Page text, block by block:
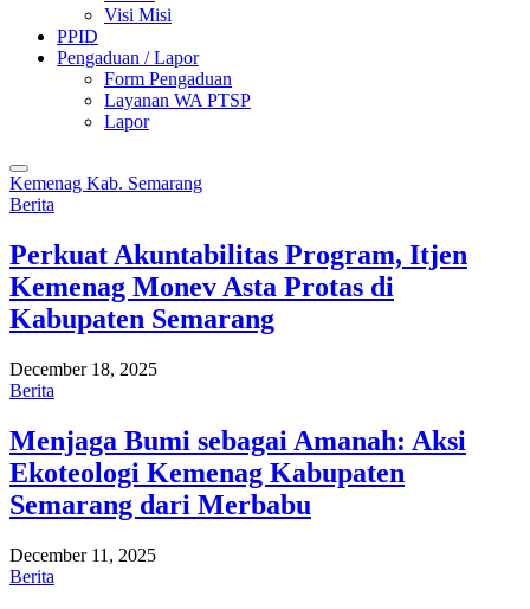
Visi Misi
PPID
Pengaduan / Lapor
Form Pengaduan
Layanan WA PTSP
Lapor
Kemenag Kab. Semarang
Berita
Perkuat Akuntabilitas Program, Itjen
Kemenag Monev Asta Protas di
Kabupaten Semarang
December 18, 2025
Berita
Menjaga Bumi sebagai Amanah: Aksi
Ekoteologi Kemenag Kabupaten
Semarang dari Merbabu
December 11, 2025
Berita